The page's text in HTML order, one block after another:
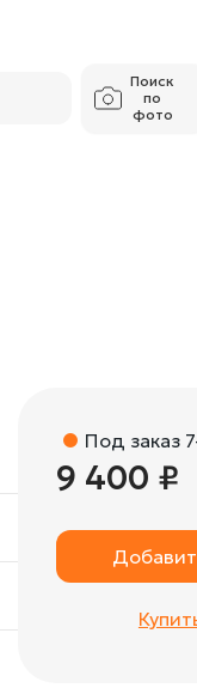
Поиск
по
фото
Под заказ
9 400 ₽